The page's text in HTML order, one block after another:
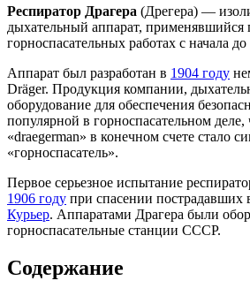
Респиратор Драгера (Дрегера) —
дыхательный аппарат, применявшийся
горноспасательных работах с начала
Аппарат был разработан в 1904 году
Dräger. Продукция компании,
оборудование для обеспечения
популярной в горноспасательном деле,
«draegerman» в конечном счете стало
«горноспасатель».
Первое серьезное испытание
1906 году при спасении пострадавших
Курьер. Аппаратами Драгера были
горноспасательные станции СССР.
Содержание